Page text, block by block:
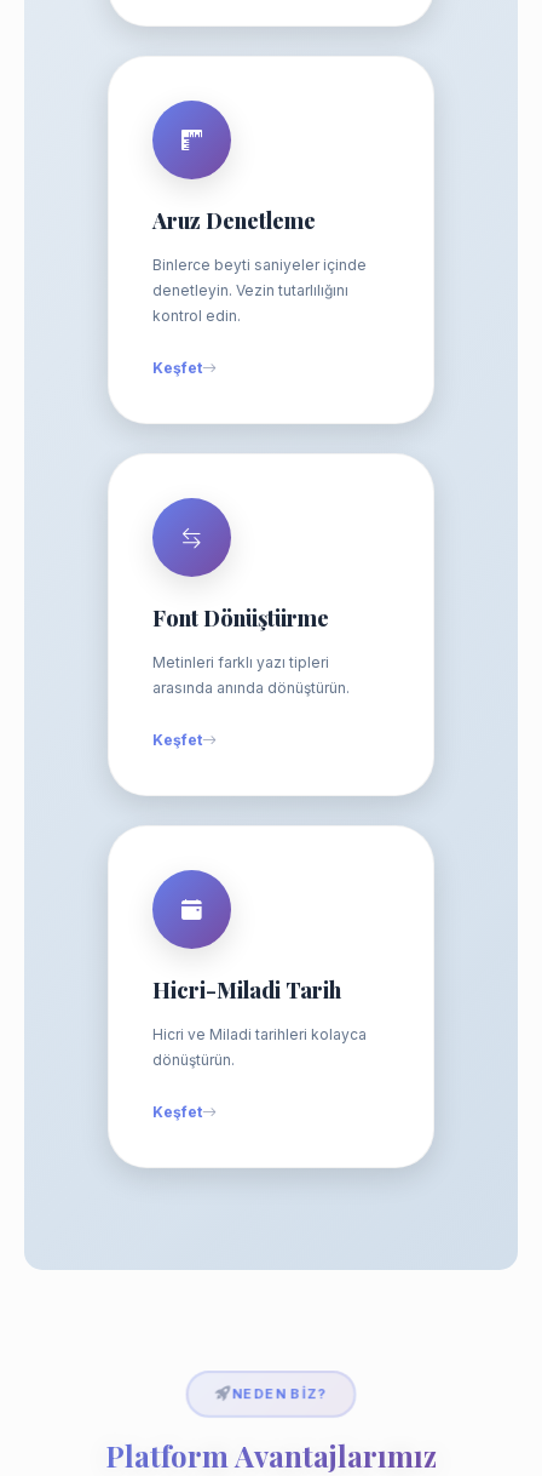
Aruz Denetleme
Binlerce beyti saniyeler içinde
denetleyin. Vezin tutarlılığını
kontrol edin.
Keşfet
Font Dönüştürme
Metinleri farklı yazı tipleri
arasında anında dönüştürün.
Keşfet
Hicri-Miladi Tarih
Hicri ve Miladi tarihleri kolayca
dönüştürün.
Keşfet
NEDEN BIZ?
Platform Avantajlarımız